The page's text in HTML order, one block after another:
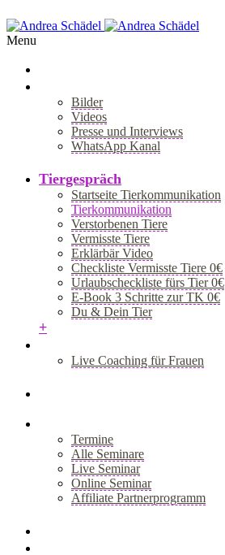
Menu
Bilder
Videos
Presse und Interviews
WhatsApp Kanal
Tiergespräch
Startseite Tierkommunikation
Tierkommunikation
Verstorbenen Tiere
Vermisste Tiere
Erklärbär Video
Checkliste Vermisste Tiere 0€
Urlaubscheckliste fürs Tier 0€
E-Book 3 Schritte zur TK 0€
Du & Dein Tier
+
Live Coaching für Frauen
Termine
Alle Seminare
Live Seminar
Online Seminar
Affiliate Partnerprogramm